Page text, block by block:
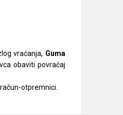
vraćanja, Guma
obaviti povraćaj
otpremnici.